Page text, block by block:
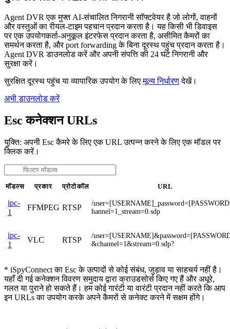
Agent DVR एक मुफ्त AI-संचालित निगरानी सॉफ्टवेयर है जो लोगों, वाहनों
और वस्तुओं का रीयल-टाइम पहचान प्रदान करता है। यह किसी भी डिवाइस
पर एक उपयोगकर्ता-अनुकूल इंटरफेस प्रदान करता है, असीमित कैमरों का
समर्थन करता है, और port forwarding के बिना दूरस्थ पहुंच प्रदान करता है।
Agent DVR डाउनलोड करें और अपनी संपत्ति की 24 घंटे निगरानी और
सुरक्षा करें।
सुरक्षित दूरस्थ पहुंच या व्यापारिक उपयोग के लिएमूल्य निर्धारणदेखें।
अभी डाउनलोड करें
Esc कनेक्शन URLs
युक्ति: अपनी Esc कैमरे के लिए एक URL उत्पन्न करने के लिए एक मॉडल पर
क्लिक करें।
मॉडल्स प्रकार प्रोटोकॉल URL
ipc-
1
FFMPEG RTSP
/
hannel=1_stream=0.sdp
ipc-
1
VLC RTSP
/
&channel=1&stream=0.sdp?
* iSpyConnect का Esc के उत्पादों से कोई संबंध, जुड़ाव या साहचर्य नहीं है।
यहाँ दी गई कनेक्शन विवरण समुदाय द्वारा क्राउडसोर्स किए गए हैं और अधूरे,
गलत या पुराने हो सकते हैं। हम कोई गारंटी या वारंटी प्रदान नहीं करते कि आप
इन URLs का उपयोग करके अपने कैमरों से कनेक्ट करने में सक्षम होंगे।